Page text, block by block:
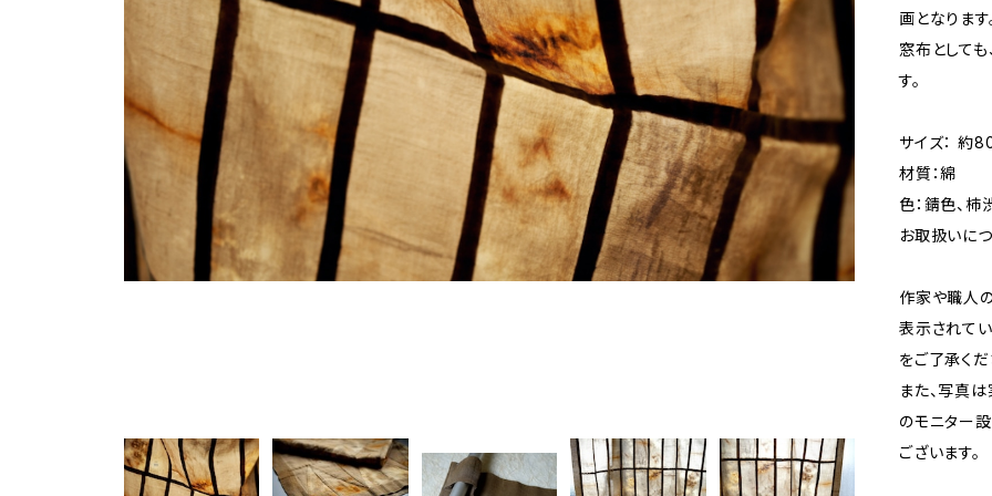
画となります
窓布として
す。
サイズ： 約
材質：綿
色：錆色、柿
お取扱いに
作家や職人
表示されて
をご了承くだ
また、写真
のモニター
ございます。